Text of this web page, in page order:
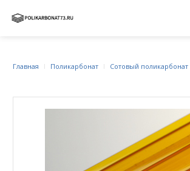
Главная Поликарбонат Сотовый поликарбонат